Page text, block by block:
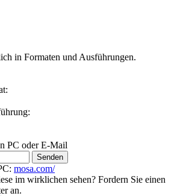
in Formaten und Ausführungen.
PC oder E-Mail
Senden
mosa.com/
im wirklichen sehen? Fordern Sie einen
an.